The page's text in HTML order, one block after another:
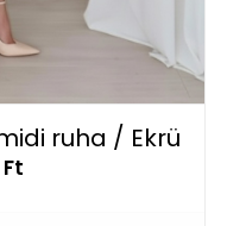
ruha / Ekrü
Ft